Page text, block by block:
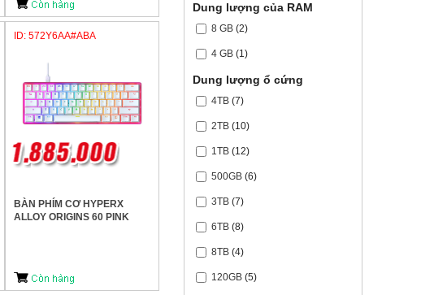
ID: 572Y6AA#ABA
BÀN PHÍM CƠ HYPERX
ALLOY ORIGINS 60 PINK
Dung lượng của RAM
8 GB (2)
4 GB (1)
Dung lượng ổ cứng
4TB (7)
2TB (10)
1TB (12)
500GB (6)
3TB (7)
6TB (8)
8TB (4)
120GB (5)